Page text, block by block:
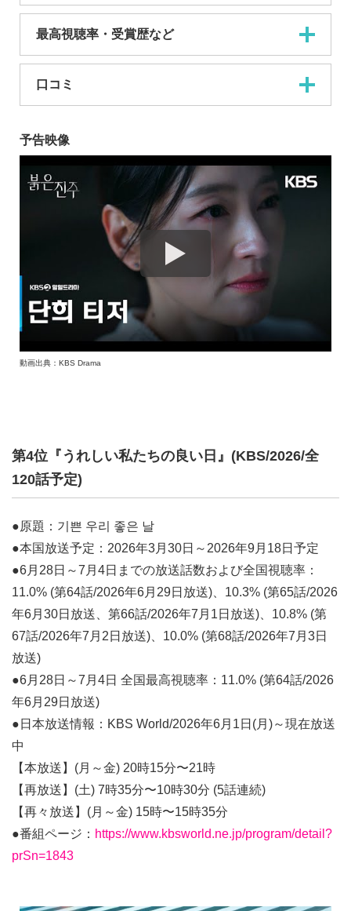
最高視聴率・受賞歴など
口コミ
予告映像
動画出典：KBS Drama
第4位『うれしい私たちの良い日』(KBS/2026/全
120話予定)
●原題：기쁜 우리 좋은 날
●本国放送予定：2026年3月30日～2026年9月18日予定
●6月28日～7月4日までの放送話数および全国視聴率：
11.0% (第64話/2026年6月29日放送)、10.3% (第65話/2026
年6月30日放送、第66話/2026年7月1日放送)、10.8% (第
67話/2026年7月2日放送)、10.0% (第68話/2026年7月3日
放送)
●6月28日～7月4日 全国最高視聴率：11.0% (第64話/2026
年6月29日放送)
●日本放送情報：KBS World/2026年6月1日(月)～現在放送
中
【本放送】(月～金) 20時15分〜21時
【再放送】(土) 7時35分〜10時30分 (5話連続)
【再々放送】(月～金) 15時〜15時35分
●番組ページ： https://www.kbsworld.ne.jp/program/detail?
prSn=1843